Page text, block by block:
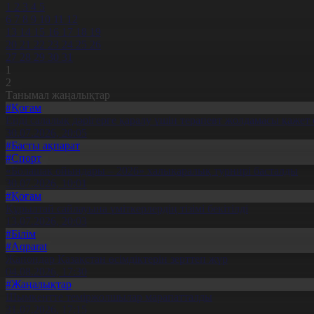
1 2 3 4 5
6 7 8 9 10 11
12
13 14 15 16 17 18 19
20 21 22 23 24 25 26
27 28 29 30 31
1
2
Танымал жаңалықтар
#Қоғам
Енді салалық дәрігерге қаралу үшін терапевт жолдамасы қажет
30.07.2026, 20:05
#Басты ақпарат
#Спорт
«Болашақ ойындары – 2026» халықаралық турнирі басталды
30.07.2026, 10:01
#Қоғам
Құрылтай сайлауына үміткерлердің тізімі бекітілді
13.07.2026, 20:03
#Білім
#Aqparat
Жапондар Қазақстан өсімдіктерін зерттеп жүр
04.08.2026, 17:30
#Жаңалықтар
Шымкентте теміржолшылар марапатталды
31.07.2026, 17:15